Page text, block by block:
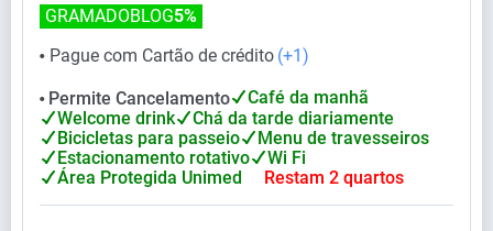
⬤ Pague com Cartão de crédito (+1)
GRAMADOBLOG5%
⬤ Permite Cancelamento
Café da manhã
Welcome drink
Chá da tarde diariamente
Bicicletas para passeio
Menu de travesseiros
Estacionamento rotativo
Wi Fi
Área Protegida Unimed
Restam 2 quartos